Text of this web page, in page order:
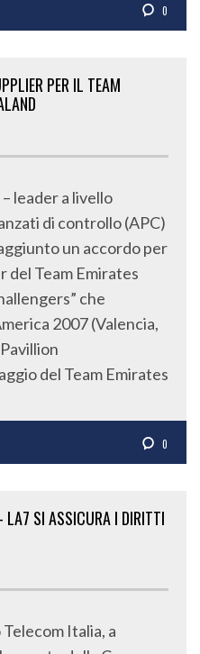
0
PER IL TEAM
leader a livello
di controllo (APC)
un accordo per
Team Emirates
che
2007 (Valencia,
del Team Emirates
0
LA7 SI ASSICURA I DIRITTI
Italia, a